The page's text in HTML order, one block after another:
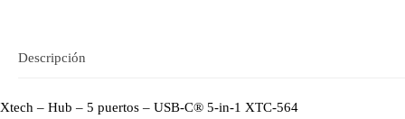
Descripción
Xtech – Hub – 5 puertos – USB-C® 5-in-1 XTC-564